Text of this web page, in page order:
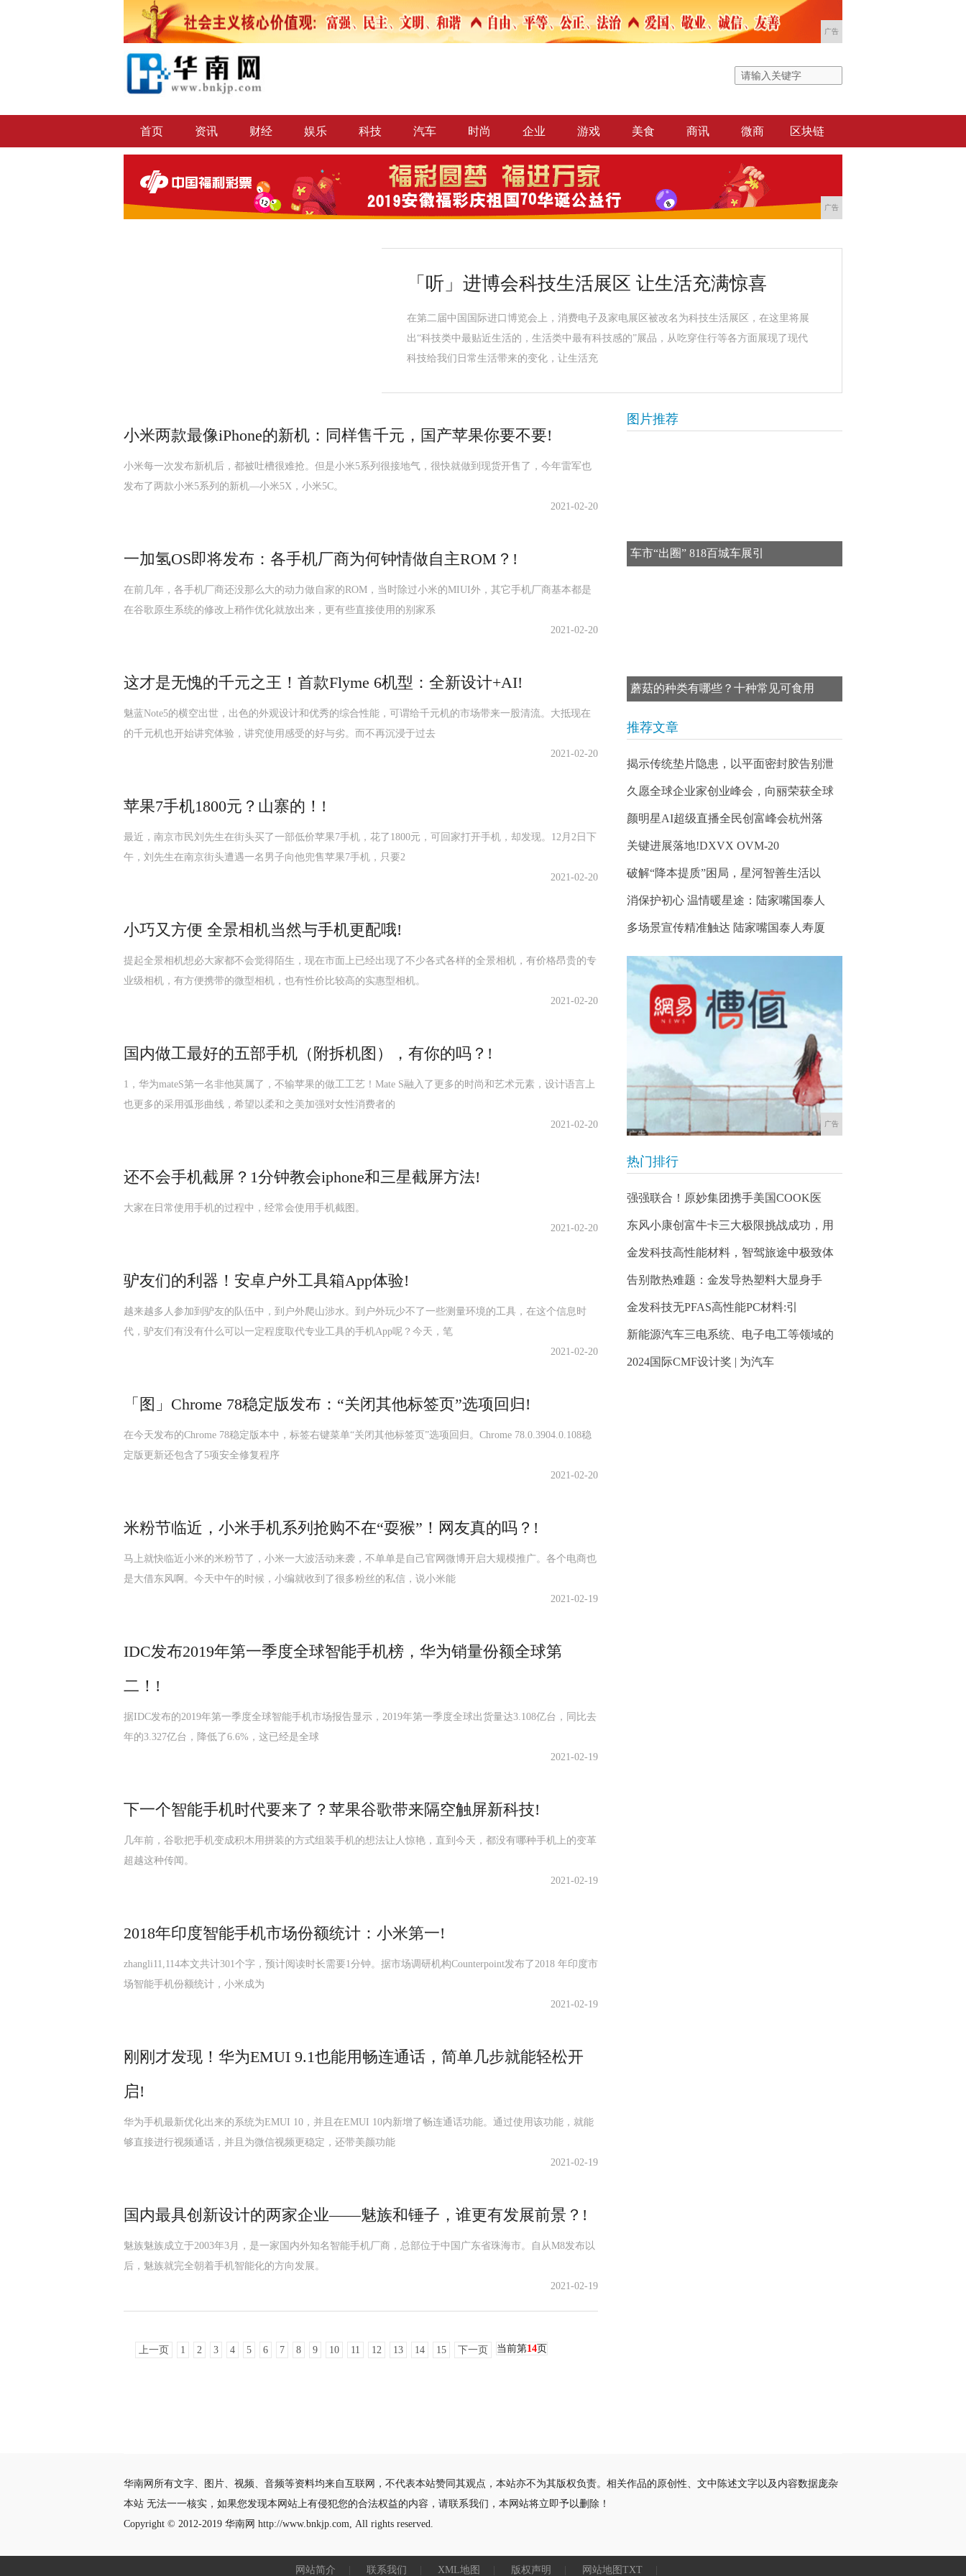
广告
首页 资讯 财经 娱乐 科技 汽车 时尚 企业 游戏 美食 商讯 微商 区块链
广告
「听」进博会科技生活展区 让生活充满惊喜
在第二届中国国际进口博览会上，消费电子及家电展区被改名为科技生活展区，在这里将展
出“科技类中最贴近生活的，生活类中最有科技感的”展品，从吃穿住行等各方面展现了现代
科技给我们日常生活带来的变化，让生活充
小米两款最像iPhone的新机：同样售千元，国产苹果你要不要!
小米每一次发布新机后，都被吐槽很难抢。但是小米5系列很接地气，很快就做到现货开售了，今年雷军也
发布了两款小米5系列的新机—小米5X，小米5C。
2021-02-20
一加氢OS即将发布：各手机厂商为何钟情做自主ROM？!
在前几年，各手机厂商还没那么大的动力做自家的ROM，当时除过小米的MIUI外，其它手机厂商基本都是
在谷歌原生系统的修改上稍作优化就放出来，更有些直接使用的别家系
2021-02-20
这才是无愧的千元之王！首款Flyme 6机型：全新设计+AI!
魅蓝Note5的横空出世，出色的外观设计和优秀的综合性能，可谓给千元机的市场带来一股清流。大抵现在
的千元机也开始讲究体验，讲究使用感受的好与劣。而不再沉浸于过去
2021-02-20
苹果7手机1800元？山寨的！!
最近，南京市民刘先生在街头买了一部低价苹果7手机，花了1800元，可回家打开手机，却发现。12月2日下
午，刘先生在南京街头遭遇一名男子向他兜售苹果7手机，只要2
2021-02-20
小巧又方便 全景相机当然与手机更配哦!
提起全景相机想必大家都不会觉得陌生，现在市面上已经出现了不少各式各样的全景相机，有价格昂贵的专
业级相机，有方便携带的微型相机，也有性价比较高的实惠型相机。
2021-02-20
国内做工最好的五部手机（附拆机图），有你的吗？!
1，华为mateS第一名非他莫属了，不输苹果的做工工艺！Mate S融入了更多的时尚和艺术元素，设计语言上
也更多的采用弧形曲线，希望以柔和之美加强对女性消费者的
2021-02-20
还不会手机截屏？1分钟教会iphone和三星截屏方法!
大家在日常使用手机的过程中，经常会使用手机截图。
2021-02-20
驴友们的利器！安卓户外工具箱App体验!
越来越多人参加到驴友的队伍中，到户外爬山涉水。到户外玩少不了一些测量环境的工具，在这个信息时
代，驴友们有没有什么可以一定程度取代专业工具的手机App呢？今天，笔
2021-02-20
「图」Chrome 78稳定版发布：“关闭其他标签页”选项回归!
在今天发布的Chrome 78稳定版本中，标签右键菜单“关闭其他标签页”选项回归。Chrome 78.0.3904.0.108稳
定版更新还包含了5项安全修复程序
2021-02-20
米粉节临近，小米手机系列抢购不在“耍猴”！网友真的吗？!
马上就快临近小米的米粉节了，小米一大波活动来袭，不单单是自己官网微博开启大规模推广。各个电商也
是大借东风啊。今天中午的时候，小编就收到了很多粉丝的私信，说小米能
2021-02-19
IDC发布2019年第一季度全球智能手机榜，华为销量份额全球第
二！!
据IDC发布的2019年第一季度全球智能手机市场报告显示，2019年第一季度全球出货量达3.108亿台，同比去
年的3.327亿台，降低了6.6%，这已经是全球
2021-02-19
下一个智能手机时代要来了？苹果谷歌带来隔空触屏新科技!
几年前，谷歌把手机变成积木用拼装的方式组装手机的想法让人惊艳，直到今天，都没有哪种手机上的变革
超越这种传闻。
2021-02-19
2018年印度智能手机市场份额统计：小米第一!
zhangli11,114本文共计301个字，预计阅读时长需要1分钟。据市场调研机构Counterpoint发布了2018 年印度市
场智能手机份额统计，小米成为
2021-02-19
刚刚才发现！华为EMUI 9.1也能用畅连通话，简单几步就能轻松开
启!
华为手机最新优化出来的系统为EMUI 10，并且在EMUI 10内新增了畅连通话功能。通过使用该功能，就能
够直接进行视频通话，并且为微信视频更稳定，还带美颜功能
2021-02-19
国内最具创新设计的两家企业——魅族和锤子，谁更有发展前景？!
魅族魅族成立于2003年3月，是一家国内外知名智能手机厂商，总部位于中国广东省珠海市。自从M8发布以
后，魅族就完全朝着手机智能化的方向发展。
2021-02-19
上一页 1 2 3 4 5 6 7 8 9 10 11 12 13 14 15 下一页 当前第14页
图片推荐
车市“出圈” 818百城车展引
蘑菇的种类有哪些？十种常见可食用
推荐文章
揭示传统垫片隐患，以平面密封胶告别泄
久愿全球企业家创业峰会，向丽荣获全球
颜明星AI超级直播全民创富峰会杭州落
关键进展落地!DXVX OVM-20
破解“降本提质”困局，星河智善生活以
消保护初心 温情暖星途：陆家嘴国泰人
多场景宣传精准触达 陆家嘴国泰人寿厦
广告
热门排行
强强联合！原妙集团携手美国COOK医
东风小康创富牛卡三大极限挑战成功，用
金发科技高性能材料，智驾旅途中极致体
告别散热难题：金发导热塑料大显身手
金发科技无PFAS高性能PC材料:引
新能源汽车三电系统、电子电工等领域的
2024国际CMF设计奖 | 为汽车
华南网所有文字、图片、视频、音频等资料均来自互联网，不代表本站赞同其观点，本站亦不为其版权负责。相关作品的原创性、文中陈述文字以及内容数据庞杂
本站 无法一一核实，如果您发现本网站上有侵犯您的合法权益的内容，请联系我们，本网站将立即予以删除！
Copyright © 2012-2019 华南网 http://www.bnkjp.com, All rights reserved.
网站简介 联系我们 XML地图 版权声明 网站地图 TXT